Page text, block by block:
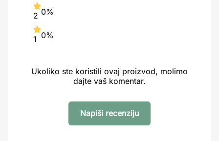
2 0%
1 0%
Ukoliko ste koristili ovaj proizvod, molimo
dajte vaš komentar.
Napiši recenziju